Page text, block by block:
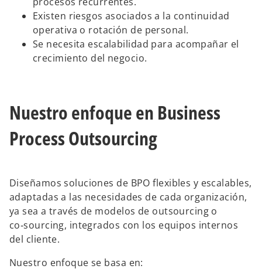
Existen riesgos asociados a la continuidad
operativa o rotación de personal.
Se necesita escalabilidad para acompañar el
crecimiento del negocio.
Nuestro enfoque en Business
Process Outsourcing
Diseñamos soluciones de BPO flexibles y escalables,
adaptadas a las necesidades de cada organización,
ya sea a través de modelos de outsourcing o
co‑sourcing, integrados con los equipos internos
del cliente.
Nuestro enfoque se basa en: